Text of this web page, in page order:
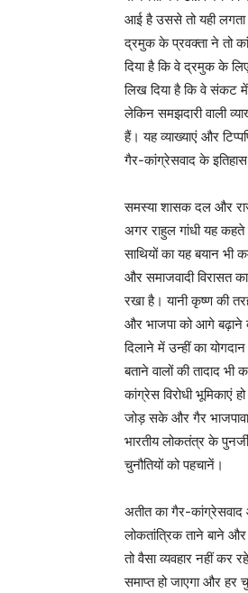
आई है उससे तो यही लगता
द्रमुक के प्रवक्ता ने तो
दिया है कि वे द्रमुक के
लिख दिया है कि वे संकट में
लेकिन समझदारी वाली
हैं। यह व्याख्याएं और
गैर-कांग्रेसवाद के
समस्या शासक दल और
अगर राहुल गांधी यह
साथियों का यह बयान भी
और समाजवादी विरासत
रखा है। यानी कृष्ण की
और भाजपा को आगे बढ़ाने
दिलाने में उन्हीं का
बताने वालों की तादाद
कांग्रेस विरोधी
जोड़ सके और गैर
भारतीय लोकतंत्र के
चुनौतियों को पहचानें।
अतीत का गैर-
लोकतांत्रिक ताने बाने
तो वैसा व्यवहार नहीं कर
समाप्त हो जाएगा और हर